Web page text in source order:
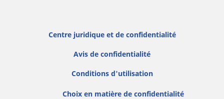
Centre juridique et de confidentialité
Avis de confidentialité
Conditions d'utilisation
Choix en matière de confidentialité